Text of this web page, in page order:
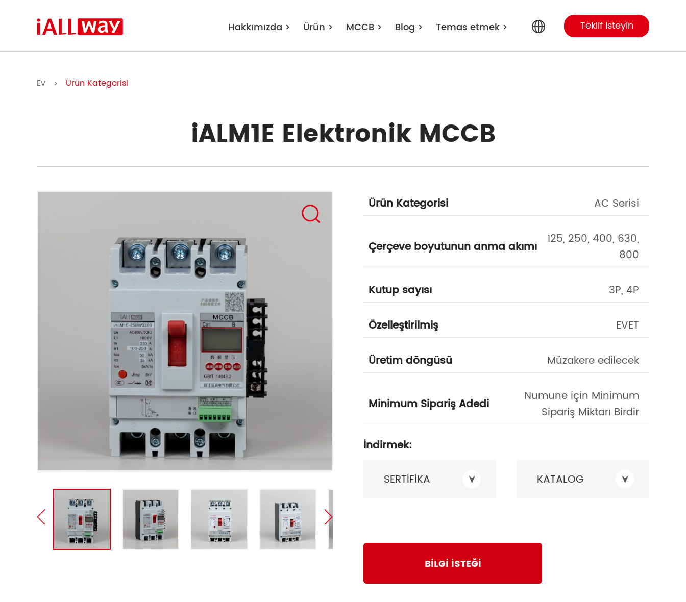
Hakkımızda > Ürün > MCCB > Blog > Temas etmek >
French
Teklif İsteyin
Ev > Ürün Kategorisi
iALM1E Elektronik MCCB
Ürün Kategorisi AC Serisi
Çerçeve boyutunun anma akımı
125, 250, 400, 630,
800
Kutup sayısı 3P, 4P
Özelleştirilmiş EVET
Üretim döngüsü Müzakere edilecek
Minimum Sipariş Adedi
Numune için Minimum
Sipariş Miktarı Birdir
İndirmek:
SERTİFİKA KATALOG
BİLGİ İSTEĞİ